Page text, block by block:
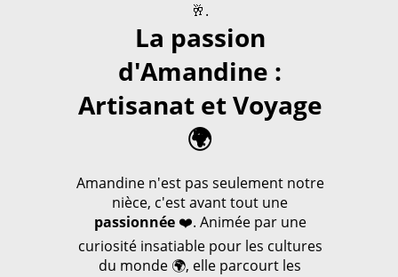
🥂.
La passion
d'Amandine :
Artisanat et Voyage
🌍
Amandine n'est pas seulement notre
nièce, c'est avant tout une
passionnée❤️. Animée par une
curiosité insatiable pour les cultures
du monde 🌍, elle parcourt les